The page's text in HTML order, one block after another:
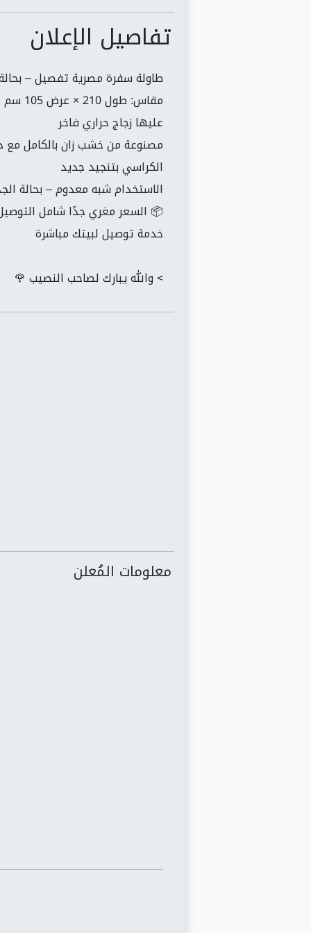
تفاصيل الإعلان
طاولة سفرة مصرية تفصيل –
مقاس: طول 210 × عرض 105 سم
عليها زجاج حراري فاخر
مصنوعة من خشب زان بالكامل مع
الكراسي بتنجيد جديد
الاستخدام شبه معدوم – بحالة
📦 السعر مغري جدًا شامل
خدمة توصيل لبيتك مباشرة
> والله يبارك لصاحب النصيب 🌹
معلومات المُعلن